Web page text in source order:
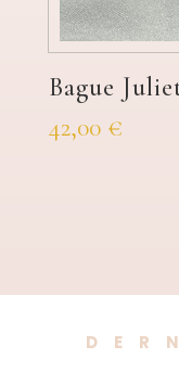
Bague
42,00 €